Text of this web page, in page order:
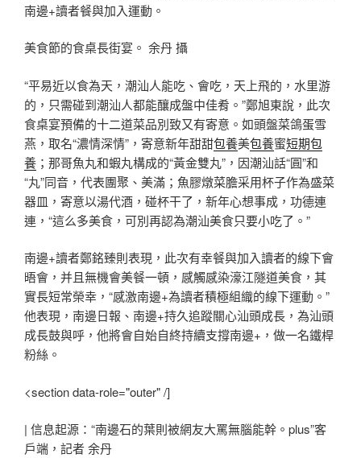
南邊+讀者餐與加入運動。
美食節的食桌長街宴。 余丹 攝
“平易近以食為天，潮汕人能吃、會吃，天上飛的，水里游
的，只需碰到潮汕人都能釀成盤中佳肴。”鄭旭東說，此次
食桌宴預備的十二道菜品別致又有寄意。如頭盤菜鴿蛋雪
燕，取名“濃情深情”，寄意新年甜甜包養美包養蜜短期包
養 ；那哥魚丸和蝦丸構成的“黃金雙丸”，因潮汕話“圓”和
“丸”同音，代表團聚、美滿；魚膠燉菜膽采用杯子作為盛菜
器皿，寄意以湯代酒，碰杯干了，新年心想事成，功德連
連，“這么多美食，可別再認為潮汕美食只要小吃了。”
南邊+讀者鄭銘臻則表現，此次有幸餐與加入讀者的線下會
晤會，并且無機會美餐一頓，感觸感染濠江隧道美食，其
實長短常榮幸，“感激南邊+為讀者積極組織的線下運動。”
他表現，南邊日報、南邊+持久追蹤關心汕頭成長，為汕頭
成長鼓與呼，他將會自始自終持續支撐南邊+，做一名鐵桿
粉絲。
<section data-role="outer" /]
| 信息起源：“南邊石的葉則被網友大罵無腦能幹。plus”客
戶端，記者 余丹